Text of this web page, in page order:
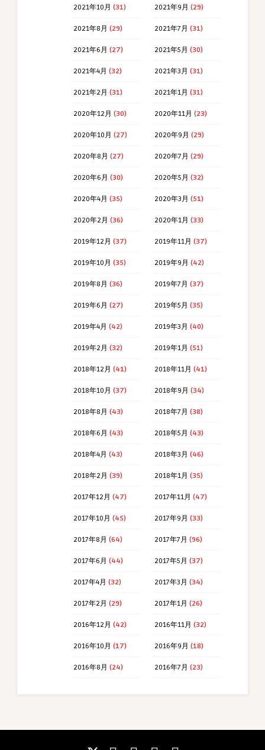
2021年10月 (31) 2021年9月 (29)
2021年8月 (29) 2021年7月 (31)
2021年6月 (27) 2021年5月 (30)
2021年4月 (32) 2021年3月 (31)
2021年2月 (31) 2021年1月 (31)
2020年12月 (30) 2020年11月 (23)
2020年10月 (27) 2020年9月 (29)
2020年8月 (27) 2020年7月 (29)
2020年6月 (30) 2020年5月 (32)
2020年4月 (35) 2020年3月 (51)
2020年2月 (36) 2020年1月 (33)
2019年12月 (37) 2019年11月 (37)
2019年10月 (35) 2019年9月 (42)
2019年8月 (36) 2019年7月 (37)
2019年6月 (27) 2019年5月 (35)
2019年4月 (42) 2019年3月 (40)
2019年2月 (32) 2019年1月 (51)
2018年12月 (41) 2018年11月 (41)
2018年10月 (37) 2018年9月 (34)
2018年8月 (43) 2018年7月 (38)
2018年6月 (43) 2018年5月 (43)
2018年4月 (43) 2018年3月 (46)
2018年2月 (39) 2018年1月 (35)
2017年12月 (47) 2017年11月 (47)
2017年10月 (45) 2017年9月 (33)
2017年8月 (64) 2017年7月 (96)
2017年6月 (44) 2017年5月 (37)
2017年4月 (32) 2017年3月 (34)
2017年2月 (29) 2017年1月 (26)
2016年12月 (42) 2016年11月 (32)
2016年10月 (17) 2016年9月 (18)
2016年8月 (24) 2016年7月 (23)